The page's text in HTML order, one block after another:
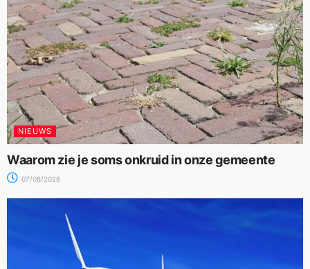
NIEUWS
Waarom zie je soms onkruid in onze gemeente
07/08/2026